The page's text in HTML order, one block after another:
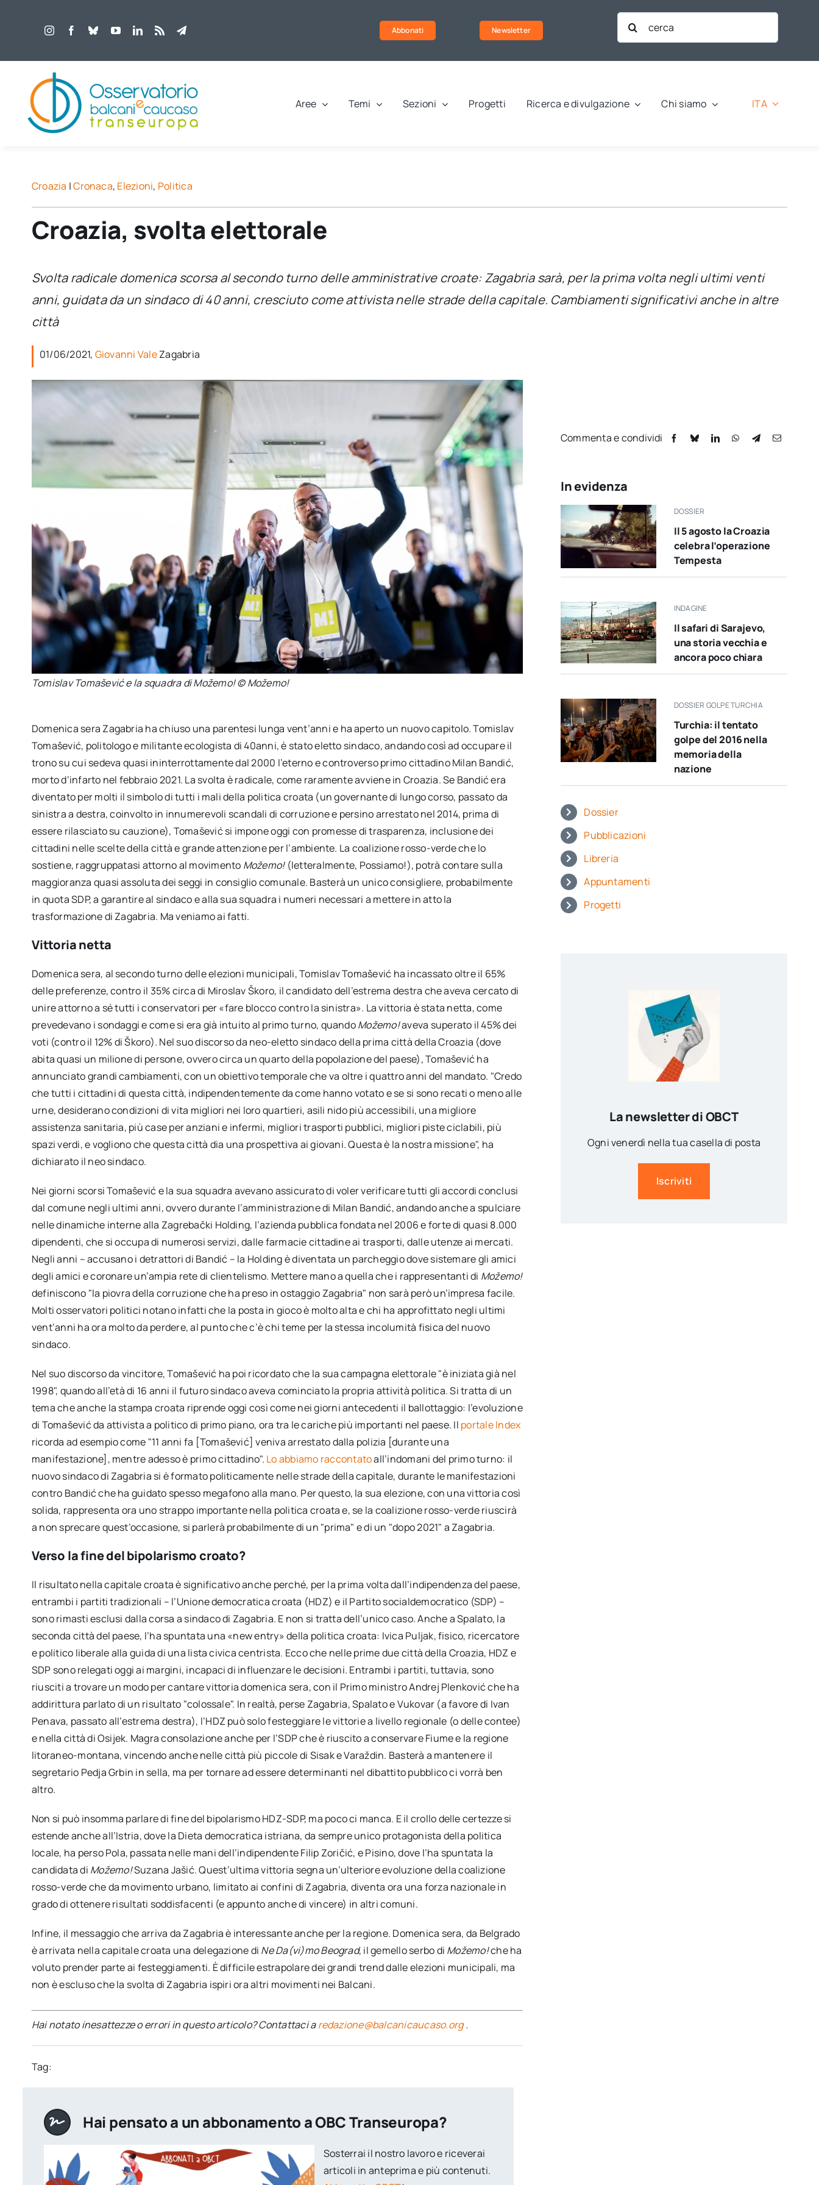
Abbonati Newsletter
Cerca
per:
Aree Temi Sezioni Progetti Ricerca e divulgazione Chi siamo ITA
Croazia |Cronaca, Elezioni, Politica
Croazia, svolta elettorale
Svolta radicale domenica scorsa al secondo turno delle amministrative croate: Zagabria sarà, per la prima volta negli ultimi venti
anni, guidata da un sindaco di 40 anni, cresciuto come attivista nelle strade della capitale. Cambiamenti significativi anche in altre
città
01/06/2021, Giovanni ValeZagabria
Tomislav Tomašević e la squadra di Možemo! © Možemo!
Domenica sera Zagabria ha chiuso una parentesi lunga vent’anni e ha aperto un nuovo capitolo. Tomislav
Tomašević, politologo e militante ecologista di 40anni, è stato eletto sindaco, andando così ad occupare il
trono su cui sedeva quasi ininterrottamente dal 2000 l’eterno e controverso primo cittadino Milan Bandić,
morto d’infarto nel febbraio 2021. La svolta è radicale, come raramente avviene in Croazia. Se Bandić era
diventato per molti il simbolo di tutti i mali della politica croata (un governante di lungo corso, passato da
sinistra a destra, coinvolto in innumerevoli scandali di corruzione e persino arrestato nel 2014, prima di
essere rilasciato su cauzione), Tomašević si impone oggi con promesse di trasparenza, inclusione dei
cittadini nelle scelte della città e grande attenzione per l’ambiente. La coalizione rosso-verde che lo
sostiene, raggruppatasi attorno al movimento Možemo!(letteralmente, Possiamo!), potrà contare sulla
maggioranza quasi assoluta dei seggi in consiglio comunale. Basterà un unico consigliere, probabilmente
in quota SDP, a garantire al sindaco e alla sua squadra i numeri necessari a mettere in atto la
trasformazione di Zagabria. Ma veniamo ai fatti.
Vittoria netta
Domenica sera, al secondo turno delle elezioni municipali, Tomislav Tomašević ha incassato oltre il 65%
delle preferenze, contro il 35% circa di Miroslav Škoro, il candidato dell’estrema destra che aveva cercato di
unire attorno a sé tutti i conservatori per «fare blocco contro la sinistra». La vittoria è stata netta, come
prevedevano i sondaggi e come si era già intuito al primo turno, quandoMožemo!aveva superato il 45% dei
voti (contro il 12% di Škoro). Nel suo discorso da neo-eletto sindaco della prima città della Croazia (dove
abita quasi un milione di persone, ovvero circa un quarto della popolazione del paese), Tomašević ha
annunciato grandi cambiamenti, con un obiettivo temporale che va oltre i quattro anni del mandato. "Credo
che tutti i cittadini di questa città, indipendentemente da come hanno votato e se si sono recati o meno alle
urne, desiderano condizioni di vita migliori nei loro quartieri, asili nido più accessibili, una migliore
assistenza sanitaria, più case per anziani e infermi, migliori trasporti pubblici, migliori piste ciclabili, più
spazi verdi, e vogliono che questa città dia una prospettiva ai giovani. Questa è la nostra missione", ha
dichiarato il neo sindaco.
Nei giorni scorsi Tomašević e la sua squadra avevano assicurato di voler verificare tutti gli accordi conclusi
dal comune negli ultimi anni, ovvero durante l’amministrazione di Milan Bandić, andando anche a spulciare
nelle dinamiche interne alla Zagrebački Holding, l’azienda pubblica fondata nel 2006 e forte di quasi 8.000
dipendenti, che si occupa di numerosi servizi, dalle farmacie cittadine ai trasporti, dalle utenze ai mercati.
Negli anni – accusano i detrattori di Bandić – la Holding è diventata un parcheggio dove sistemare gli amici
degli amici e coronare un’ampia rete di clientelismo. Mettere mano a quella che i rappresentanti di Možemo!
definiscono "la piovra della corruzione che ha preso in ostaggio Zagabria" non sarà però un’impresa facile.
Molti osservatori politici notano infatti che la posta in gioco è molto alta e chi ha approfittato negli ultimi
vent’anni ha ora molto da perdere, al punto che c’è chi teme per la stessa incolumità fisica del nuovo
sindaco.
Nel suo discorso da vincitore, Tomašević ha poi ricordato che la sua campagna elettorale "è iniziata già nel
1998", quando all’età di 16 anni il futuro sindaco aveva cominciato la propria attività politica. Si tratta di un
tema che anche la stampa croata riprende oggi così come nei giorni antecedenti il ballottaggio: l’evoluzione
di Tomašević da attivista a politico di primo piano, ora tra le cariche più importanti nel paese. Il portale Index
ricorda ad esempio come "11 anni fa [Tomašević] veniva arrestato dalla polizia [durante una
manifestazione], mentre adesso è primo cittadino". Lo abbiamo raccontatoall’indomani del primo turno: il
nuovo sindaco di Zagabria si è formato politicamente nelle strade della capitale, durante le manifestazioni
contro Bandić che ha guidato spesso megafono alla mano. Per questo, la sua elezione, con una vittoria così
solida, rappresenta ora uno strappo importante nella politica croata e, se la coalizione rosso-verde riuscirà
a non sprecare quest’occasione, si parlerà probabilmente di un "prima" e di un "dopo 2021" a Zagabria.
Verso la fine del bipolarismo croato?
Il risultato nella capitale croata è significativo anche perché, per la prima volta dall’indipendenza del paese,
entrambi i partiti tradizionali – l’Unione democratica croata (HDZ) e il Partito socialdemocratico (SDP) –
sono rimasti esclusi dalla corsa a sindaco di Zagabria. E non si tratta dell’unico caso. Anche a Spalato, la
seconda città del paese, l’ha spuntata una «new entry» della politica croata: Ivica Puljak, fisico, ricercatore
e politico liberale alla guida di una lista civica centrista. Ecco che nelle prime due città della Croazia, HDZ e
SDP sono relegati oggi ai margini, incapaci di influenzare le decisioni. Entrambi i partiti, tuttavia, sono
riusciti a trovare un modo per cantare vittoria domenica sera, con il Primo ministro Andrej Plenković che ha
addirittura parlato di un risultato "colossale". In realtà, perse Zagabria, Spalato e Vukovar (a favore di Ivan
Penava, passato all’estrema destra), l’HDZ può solo festeggiare le vittorie a livello regionale (o delle contee)
e nella città di Osijek. Magra consolazione anche per l’SDP che è riuscito a conservare Fiume e la regione
litoraneo-montana, vincendo anche nelle città più piccole di Sisak e Varaždin. Basterà a mantenere il
segretario Pedja Grbin in sella, ma per tornare ad essere determinanti nel dibattito pubblico ci vorrà ben
altro.
Non si può insomma parlare di fine del bipolarismo HDZ-SDP, ma poco ci manca. E il crollo delle certezze si
estende anche all’Istria, dove la Dieta democratica istriana, da sempre unico protagonista della politica
locale, ha perso Pola, passata nelle mani dell’indipendente Filip Zoričić, e Pisino, dove l’ha spuntata la
candidata di Možemo!Suzana Jašić. Quest’ultima vittoria segna un’ulteriore evoluzione della coalizione
rosso-verde che da movimento urbano, limitato ai confini di Zagabria, diventa ora una forza nazionale in
grado di ottenere risultati soddisfacenti (e appunto anche di vincere) in altri comuni.
Infine, il messaggio che arriva da Zagabria è interessante anche per la regione. Domenica sera, da Belgrado
è arrivata nella capitale croata una delegazione di Ne Da(vi)mo Beograd, il gemello serbo di Možemo!che ha
voluto prender parte ai festeggiamenti. È difficile estrapolare dei grandi trend dalle elezioni municipali, ma
non è escluso che la svolta di Zagabria ispiri ora altri movimenti nei Balcani.
Hai notato inesattezze o errori in questo articolo? Contattaci aredazione@balcanicaucaso.org.
Tag:
Commenta e condividi
In evidenza
DOSSIER
Il 5 agosto la Croazia
celebra l’operazione
Tempesta
INDAGINE
Il safari di Sarajevo,
una storia vecchia e
ancora poco chiara
DOSSIER GOLPE TURCHIA
Turchia: il tentato
golpe del 2016 nella
memoria della
nazione
Dossier
Pubblicazioni
Libreria
Appuntamenti
Progetti
La newsletter di OBCT
Ogni venerdì nella tua casella di posta
Iscriviti
Hai pensato a un abbonamento a OBC Transeuropa?
Sosterrai il nostro lavoro e riceverai
articoli in anteprima e più contenuti.